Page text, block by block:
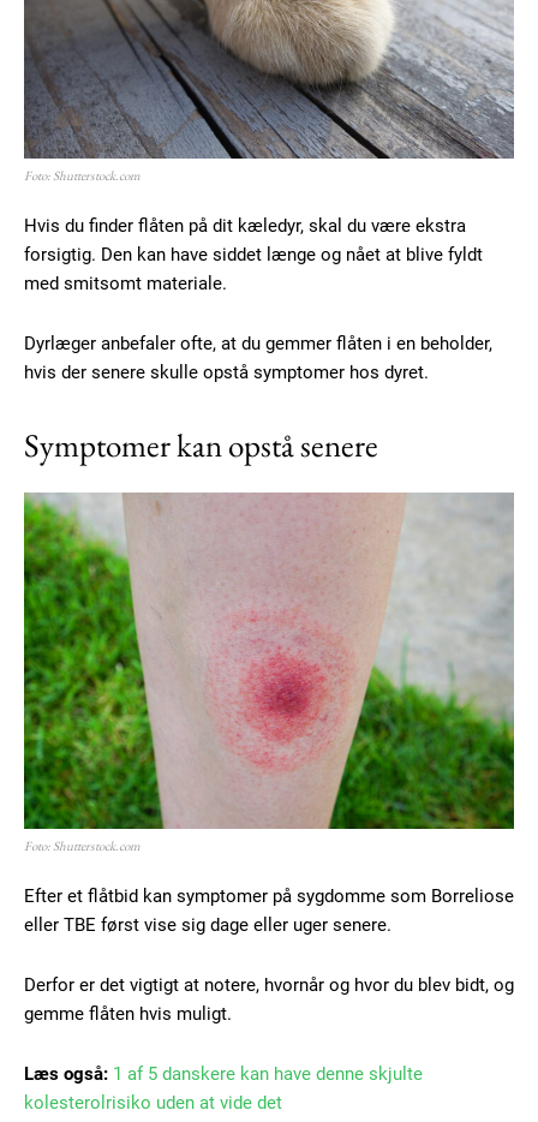
100DKK / year
Etiam est nibh, lobortis sit
Praesent euismod ac
Ut mollis pellentesque tortor
Nullam eu erat condimentum
Donec quis est ac felis
Foto: Shutterstock.com
Hvis du finder flåten på dit kæledyr, skal du være ekstra
forsigtig. Den kan have siddet længe og nået at blive fyldt
med smitsomt materiale.
Dyrlæger anbefaler ofte, at du gemmer flåten i en beholder,
hvis der senere skulle opstå symptomer hos dyret.
Symptomer kan opstå senere
Foto: Shutterstock.com
Efter et flåtbid kan symptomer på sygdomme som Borreliose
eller TBE først vise sig dage eller uger senere.
Derfor er det vigtigt at notere, hvornår og hvor du blev bidt, og
gemme flåten hvis muligt.
Læs også: 1 af 5 danskere kan have denne skjulte
kolesterolrisiko uden at vide det